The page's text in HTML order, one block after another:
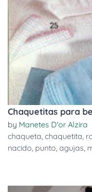
Chaquetitas para
by Manetes D'or Alzira
chaqueta, chaquetita,
nacido, punto, agujas,